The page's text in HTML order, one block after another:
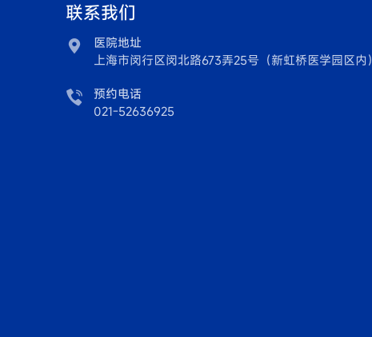
联系我们

医院地址
上海市闵行区闵北路673弄25号（新虹桥医学园区内）

预约电话
021-52636925